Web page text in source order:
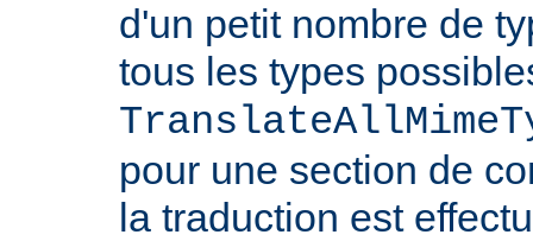
d'un petit nombre de
tous les types
pour une section de
la traduction est